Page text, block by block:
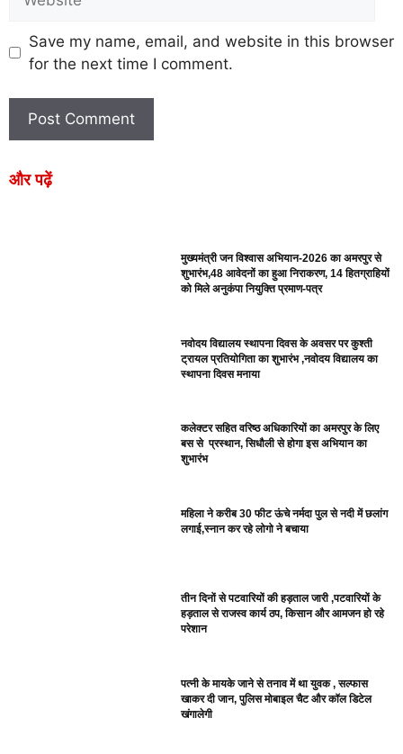
Save my name, email, and website in this browser
for the next time I comment.
और पढ़ें
मुख्यमंत्री जन विश्वास अभियान-2026 का अमरपुर से
शुभारंभ,48 आवेदनों का हुआ निराकरण, 14 हितग्राहियों
को मिले अनुकंपा नियुक्ति प्रमाण-पत्र
नवोदय विद्यालय स्थापना दिवस के अवसर पर कुश्ती
ट्रायल प्रतियोगिता का शुभारंभ ,नवोदय विद्यालय का
स्थापना दिवस मनाया
कलेक्टर सहित वरिष्ठ अधिकारियों का अमरपुर के लिए
बस से प्रस्थान, सिधौली से होगा इस अभियान का
शुभारंभ
महिला ने करीब 30 फीट ऊंचे नर्मदा पुल से नदी में छलांग
लगाई,स्नान कर रहे लोगो ने बचाया
तीन दिनों से पटवारियों की हड़ताल जारी ,पटवारियों के
हड़ताल से राजस्व कार्य ठप, किसान और आमजन हो रहे
परेशान
पत्नी के मायके जाने से तनाव में था युवक , सल्फास
खाकर दी जान, पुलिस मोबाइल चैट और कॉल डिटेल
खंगालेगी